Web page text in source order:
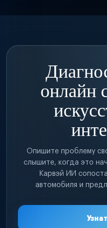
онлайн
Опишите проблему
слышите, когда это
Карвэй ИИ
автомобиля и